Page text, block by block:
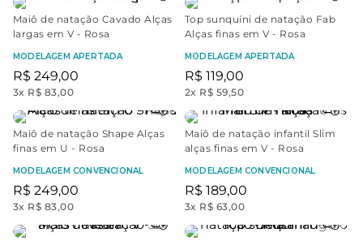
Maiô de natação Cavado Alças
largas em V - Rosa
MODELAGEM APERTADA
R$ 249,00
3x R$ 83,00
Top sunquíni de natação Fab
Alças finas em V - Rosa
MODELAGEM APERTADA
R$ 119,00
2x R$ 59,50
Maiô de natação Shape Alças
finas em U - Rosa
MODELAGEM CONVENCIONAL
R$ 249,00
3x R$ 83,00
Maiô de natação infantil Slim
alças finas em V - Rosa
MODELAGEM CONVENCIONAL
R$ 189,00
3x R$ 63,00